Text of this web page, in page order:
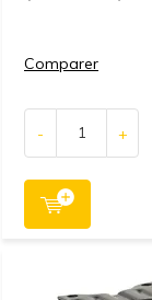
Comparer
- +